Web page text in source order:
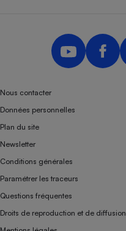
Nous contacter
Données personnelles
Plan du site
Newsletter
Conditions générales
Paramétrer les traceurs
Questions fréquentes
Droits de reproduction et de diffusion